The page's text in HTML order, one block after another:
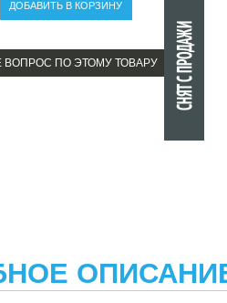
ВОПРОС ПО ЭТОМУ ТОВАРУ